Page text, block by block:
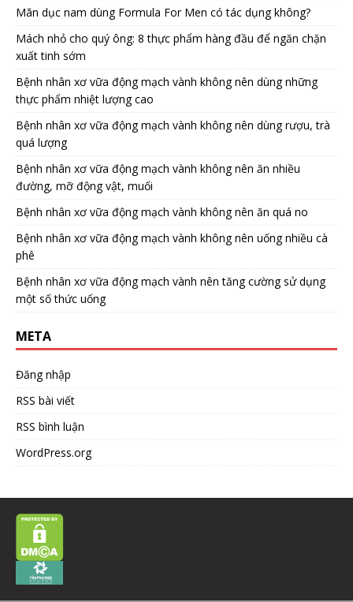
Mãn dục nam dùng Formula For Men có tác dụng không?
Mách nhỏ cho quý ông: 8 thực phẩm hàng đầu để ngăn chặn
xuất tinh sớm
Bệnh nhân xơ vữa động mạch vành không nên dùng những
thực phẩm nhiệt lượng cao
Bệnh nhân xơ vữa động mạch vành không nên dùng rượu, trà
quá lượng
Bệnh nhân xơ vữa động mạch vành không nên ăn nhiều
đường, mỡ động vật, muối
Bệnh nhân xơ vữa động mạch vành không nên ăn quá no
Bệnh nhân xơ vữa động mạch vành không nên uống nhiều cà
phê
Bệnh nhân xơ vữa động mạch vành nên tăng cường sử dụng
một số thức uống
META
Đăng nhập
RSS bài viết
RSS bình luận
WordPress.org